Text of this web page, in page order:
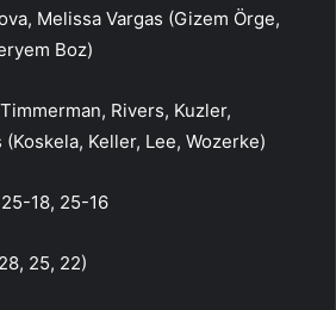
Melissa Vargas (Gizem Örge,
Boz)
Rivers, Kuzler,
Keller, Lee, Wozerke)
18, 25-16
25, 22)